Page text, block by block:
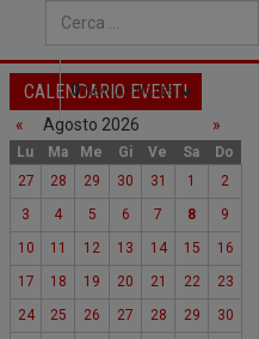
Type 2 or more characters
0 NEW ARTICLES
CALENDARIO EVENTI
« Agosto 2026 »
Lu Ma Me Gi Ve Sa
Do
27
28 29 30 31 1
2
3
4 5 6 7 8
9
10
11 12 13 14 15
16
17
18 19 20 21 22
23
24
25 26 27 28 29
30